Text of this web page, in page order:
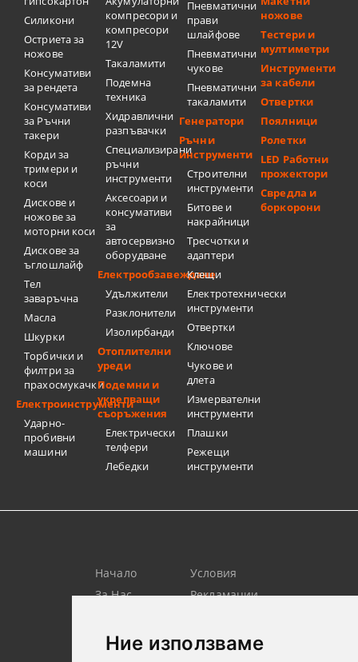
Ние използваме
Силикони
Остриета за
ножове
Консумативи
за рендета
Консумативи
за Ръчни
такери
Корди за
тримери и
коси
Дискове и
ножове за
моторни коси
Дискове за
ъглошлайф
Тел
заваръчна
Масла
Шкурки
Торбички и
филтри за
прахосмукачки
Електроинструменти
Ударно-
пробивни
машини
компресори и
компресори
12V
Такаламити
Подемна
техника
Хидравлични
разпъвачки
Специализирани
ръчни
инструменти
Аксесоари и
консумативи
за
автосервизно
оборудване
Електрообзавеждане
Удължители
Разклонители
Изолирбанди
Отоплителни
уреди
Подемни и
укрепващи
съоръжения
Електрически
телфери
Лебедки
Пневматични
прави
шлайфове
Пневматични
чукове
Пневматични
такаламити
Генератори
Ръчни
инструменти
Строителни
инструменти
Битове и
накрайници
Тресчотки и
адаптери
Клещи
Електротехнически
инструменти
Отвертки
Ключове
Чукове и
длета
Измервателни
инструменти
Плашки
Режещи
инструменти
ножове
Тестери и
мултиметри
Инструменти
за кабели
Отвертки
Поялници
Ролетки
LED Работни
прожектори
Свредла и
боркорони
Начало
За Нас
Лични
Данни
Условия
Рекламации
Новини